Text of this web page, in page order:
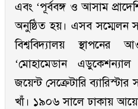
এবং ‘পূর্ববঙ্গ ও আসাম
অনুষ্ঠিত হয়। এসব সম্মেলন
বিশ্ববিদ্যালয় স্থাপনের
‘মোহামেডান এডুকেশন্যাল
জয়েন্ট সেক্রেটারি
খাঁ। ১৯০৬ সালে ঢাকায়